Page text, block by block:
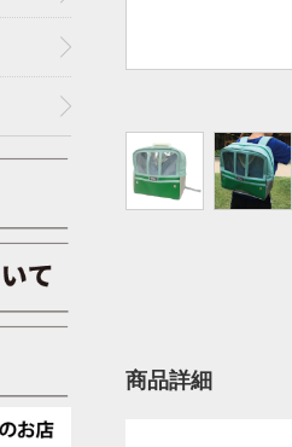
商品詳細